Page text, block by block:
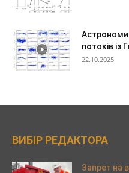
Астрономи
потоків із
22.10.2025
ВИБІР РЕДАКТОРА
Запрет на